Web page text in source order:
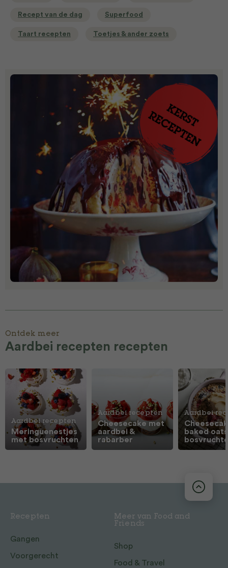
Recept van de dag Superfood
Taart recepten Toetjes & ander zoets
Ontdek meer
Aardbei recepten recepten
Aardbei recepten
Meringuenestjes
met bosvruchten
Aardbei recepten
Cheesecake met
aardbei &
rabarber
Aardbei
baked
Recepten
Gangen
Voorgerecht
Meer van Food and
Friends
Shop
Food & Travel